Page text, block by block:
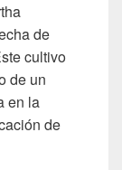
de
cultivo
de un
en la
de
cosecha